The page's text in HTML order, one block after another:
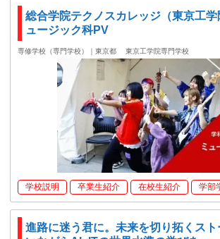
総合学院テクノスカレッジ（東京工学
ュージック科PV
専修学校（専門学校）｜東京都 東京工学院専門学校
学校説明 卒業生紹介 在校生紹介 学部
進路に迷う君に。未来を切り拓くス